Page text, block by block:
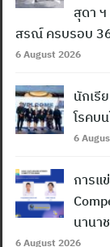
สุดา
สรณ์ ครบรอบ
6 August 2026
นักเรี
โรคบ
6
การแ
นานา
6 August 2026